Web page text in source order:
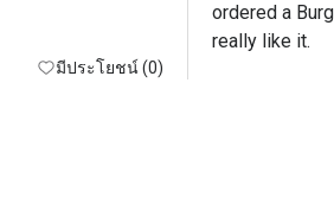
มีประโยชน์ (0)
ordered a
really like it.